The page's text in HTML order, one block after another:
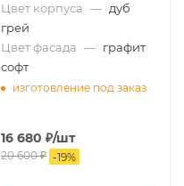
Цвет корпуса — дуб
грей
Цвет фасада — графит
софт
изготовление под заказ
16 680 ₽/шт
20 600₽ -19%